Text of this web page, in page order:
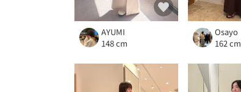
AYUMI
148 cm
Osayo
162 cm